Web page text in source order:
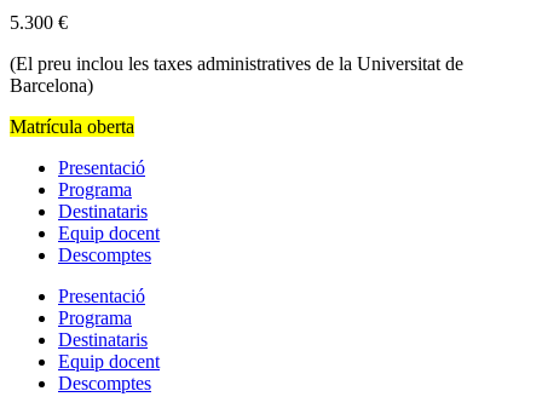
5.300 €
(El preu inclou les taxes administratives de la Universitat de
Barcelona)
Matrícula oberta
Presentació
Programa
Destinataris
Equip docent
Descomptes
Presentació
Programa
Destinataris
Equip docent
Descomptes